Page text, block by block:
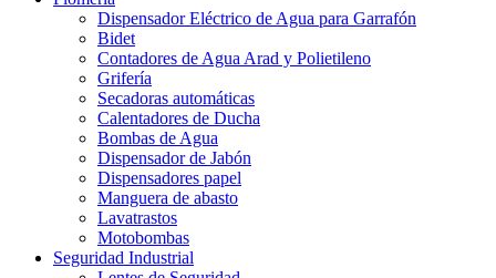
Dispensador Eléctrico de Agua para Garrafón
Bidet
Contadores de Agua Arad y Polietileno
Grifería
Secadoras automáticas
Calentadores de Ducha
Bombas de Agua
Dispensador de Jabón
Dispensadores papel
Manguera de abasto
Lavatrastos
Motobombas
Seguridad Industrial